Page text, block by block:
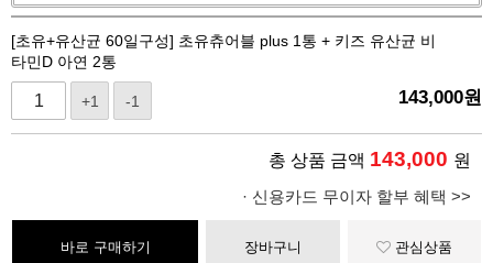
[초유+유산균 60일구성] 초유츄어블 plus 1통 + 키즈 유산균 비
타민D 아연 2통
+1 -1 143,000원
총 상품 금액 143,000 원
· 신용카드 무이자 할부 혜택 >>
바로 구매하기 장바구니 관심상품